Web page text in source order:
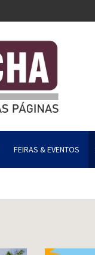
FEIRAS & EVENTOS